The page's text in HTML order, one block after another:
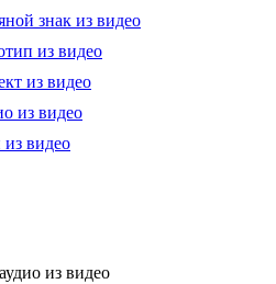
знак из видео
из видео
из видео
из видео
видео
из видео